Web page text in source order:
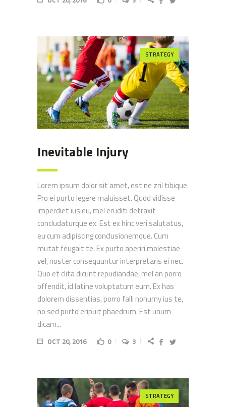
STRATEGY
Inevitable Injury
Lorem ipsum dolor sit amet, est ne zril tibique.
Pro ei purto legere maluisset. Quod vidisse
imperdiet ius eu, mel eruditi detraxit
concludaturque ex. Est ex hinc veri salutatus,
eu cum adipiscing conclusionemque. Cum
mutat feugait te. Ex purto aperiri molestiae
vel, noster consequuntur interpretaris ei nec.
Quo et clita dicunt repudiandae, mel an porro
offendit, id latine voluptatum eum. Ex has
dolorem dissentias, porro falli nonumy ius te,
no sed purto eripuit phaedrum. Est unum
dicam...
OCT 20, 2016 0 3
STRATEGY